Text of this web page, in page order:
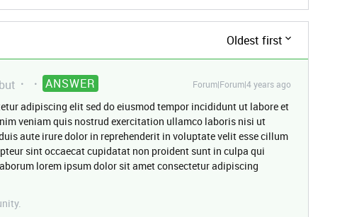
Oldest first
ANSWER Forum|Forum|4 years ago
adipiscing elit sed do eiusmod tempor incididunt ut labore et
veniam quis nostrud exercitation ullamco laboris nisi ut
aute irure dolor in reprehenderit in voluptate velit esse cillum
sint occaecat cupidatat non proident sunt in culpa qui
lorem ipsum dolor sit amet consectetur adipiscing